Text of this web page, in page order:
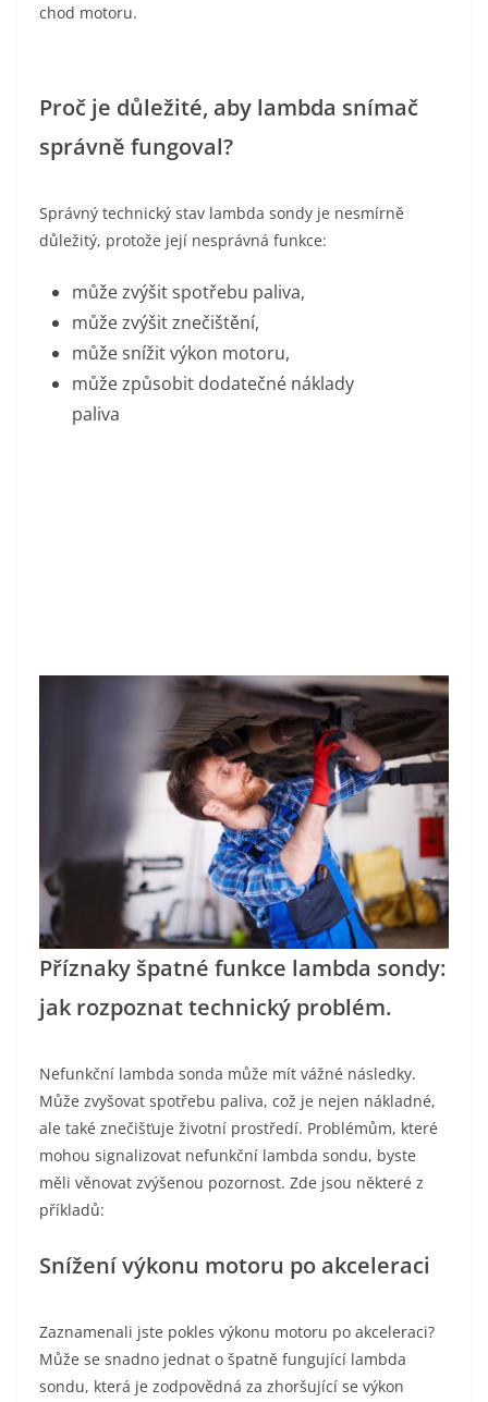
chod motoru.
Proč je důležité, aby lambda snímač
správně fungoval?
Správný technický stav lambda sondy je nesmírně
důležitý, protože její nesprávná funkce:
může zvýšit spotřebu paliva,
může zvýšit znečištění,
může snížit výkon motoru,
může způsobit dodatečné náklady
paliva
Příznaky špatné funkce lambda sondy:
jak rozpoznat technický problém.
Nefunkční lambda sonda může mít vážné následky.
Může zvyšovat spotřebu paliva, což je nejen nákladné,
ale také znečišťuje životní prostředí. Problémům, které
mohou signalizovat nefunkční lambda sondu, byste
měli věnovat zvýšenou pozornost. Zde jsou některé z
příkladů:
Snížení výkonu motoru po akceleraci
Zaznamenali jste pokles výkonu motoru po akceleraci?
Může se snadno jednat o špatně fungující lambda
sondu, která je zodpovědná za zhoršující se výkon